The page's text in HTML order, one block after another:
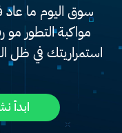
سوق اليوم ما
مواكبة التطور
استمراريتك في ظل
ابدأ